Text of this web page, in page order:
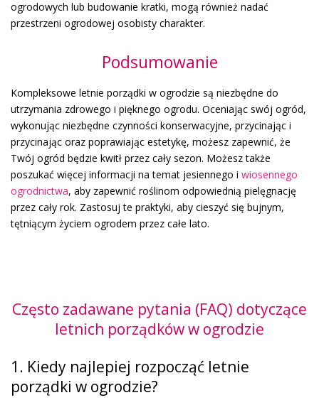
ogrodowych lub budowanie kratki, mogą również nadać
przestrzeni ogrodowej osobisty charakter.
Podsumowanie
Kompleksowe letnie porządki w ogrodzie są niezbędne do
utrzymania zdrowego i pięknego ogrodu. Oceniając swój ogród,
wykonując niezbędne czynności konserwacyjne, przycinając i
przycinając oraz poprawiając estetykę, możesz zapewnić, że
Twój ogród będzie kwitł przez cały sezon. Możesz także
poszukać więcej informacji na temat jesiennego i wiosennego
ogrodnictwa, aby zapewnić roślinom odpowiednią pielęgnację
przez cały rok. Zastosuj te praktyki, aby cieszyć się bujnym,
tętniącym życiem ogrodem przez całe lato.
Często zadawane pytania (FAQ) dotyczące
letnich porządków w ogrodzie
1. Kiedy najlepiej rozpocząć letnie
porządki w ogrodzie?